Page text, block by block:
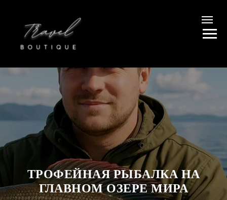
ТРОФЕЙНАЯ РЫБАЛКА НА
ГЛАВНОМ ОЗЕРЕ МИРА